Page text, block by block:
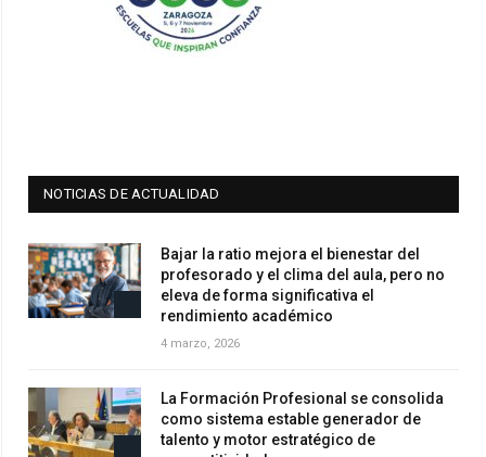
NOTICIAS DE ACTUALIDAD
Bajar la ratio mejora el bienestar del
profesorado y el clima del aula, pero no
eleva de forma significativa el
rendimiento académico
4 marzo, 2026
La Formación Profesional se consolida
como sistema estable generador de
talento y motor estratégico de